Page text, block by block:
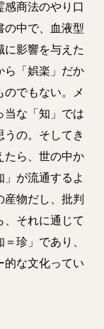
商法のやり口
の中で、血液型
に影響を与えた
ら「娯楽」だか
のでもない。メ
当な「知」では
の。そしてき
たら、世の中か
」が流通するよ
物だし、批判
、それに通じて
珍」であり、
的な文化ってい